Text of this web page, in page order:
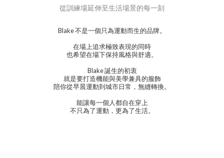
從訓練場延伸至生活場景的每一刻
Blake 不是一個只為運動而生的品牌。
在場上追求極致表現的同時
也希望在場下保持風格與舒適。
Blake 誕生的初衷
就是要打造機能與美學兼具的服飾
陪你從早晨運動到城市日常，無縫轉換。
能讓每一個人都自在穿上
不只為了運動，更為了生活。